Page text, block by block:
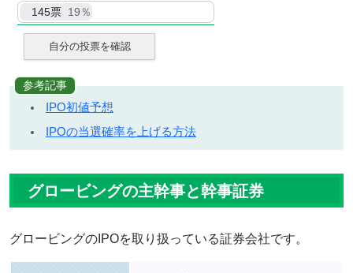
145票 19％
自分の投票を確認
参考記事
IPO初値予想
IPOの当選確率を上げる方法
グロービングの主幹事と幹事証券
グロービングのIPOを取り扱っている証券会社です。